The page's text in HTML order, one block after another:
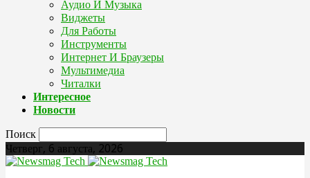
Аудио И Музыка
Виджеты
Для Работы
Инструменты
Интернет И Браузеры
Мультимедиа
Читалки
Интересное
Новости
Поиск
Четверг, 6 августа, 2026